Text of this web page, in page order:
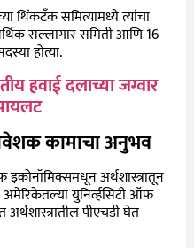
थिंकटँक समित्यामध्ये त्यांचा
सल्लागार समिती आणि 16
होत्या.
हवाई दलाच्या जग्वार
कामाचा अनुभव
अर्थशास्त्रातून
अमेरिकेतल्या युनिर्व्हसिटी ऑफ
पीएचडी घेत